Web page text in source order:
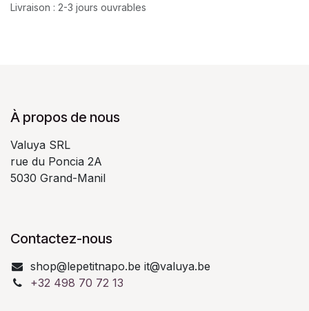
Livraison : 2-3 jours ouvrables
À propos de nous
Valuya SRL
rue du Poncia 2A
5030 Grand-Manil
Contactez-nous
shop@lepetitnapo.be it@valuya.be
+32 498 70 72 13